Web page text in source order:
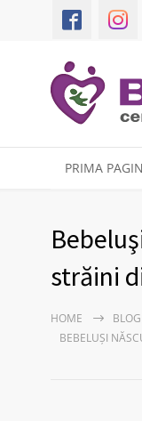
PRIMA
străini
HOME
BLOG
BEBELUŞI